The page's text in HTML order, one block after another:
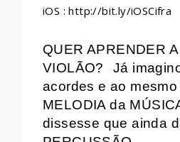
iOS : http://bit.ly/iOSCifra
QUER APRENDER
VIOLÃO?
Já
acordes e ao
MELODIA da
dissesse que ainda